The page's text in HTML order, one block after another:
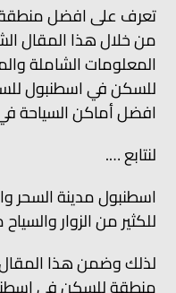
تعرف على افضل
من خلال هذا المقال
المعلومات الشاملة
للسكن في اسطنبول
افضل أماكن السياحة
لنتابع ….
اسطنبول مدينة السحر
للكثير من الزوار
لذلك وضمن هذا